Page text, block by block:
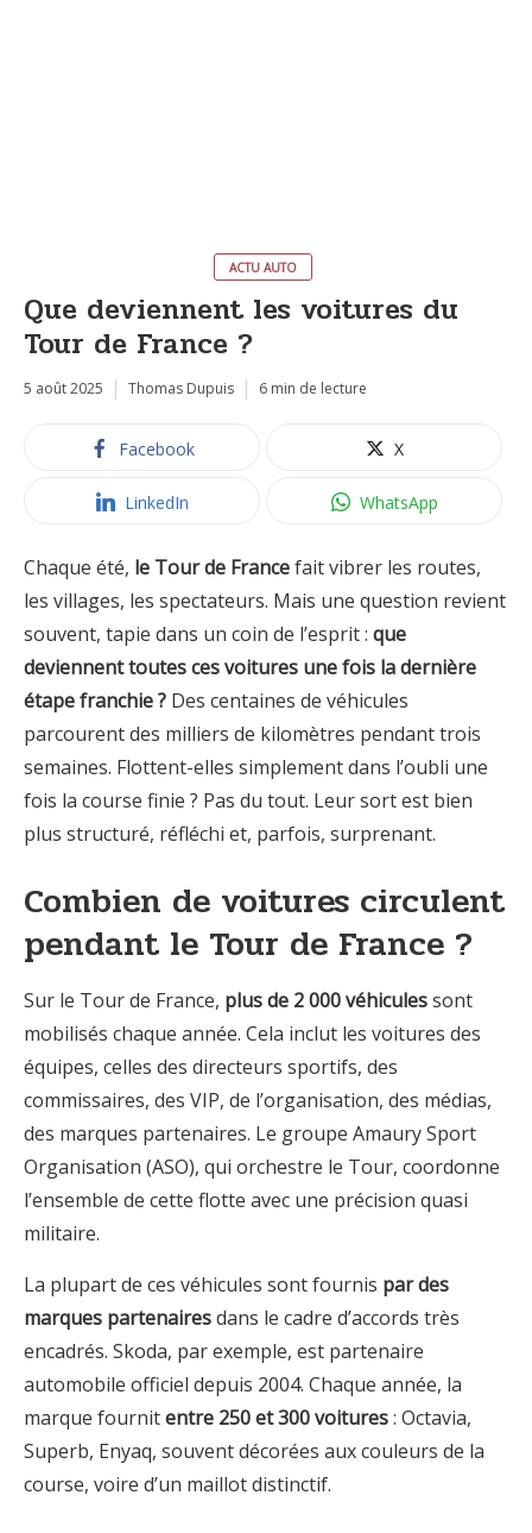
ACTU AUTO
Que deviennent les voitures du
Tour de France ?
5 août 2025 Thomas Dupuis 6 min de lecture
Facebook X
LinkedIn WhatsApp
Chaque été, le Tour de Francefait vibrer les routes,
les villages, les spectateurs. Mais une question revient
souvent, tapie dans un coin de l’esprit : que
deviennent toutes ces voitures une fois la dernière
étape franchie ? Des centaines de véhicules
parcourent des milliers de kilomètres pendant trois
semaines. Flottent-elles simplement dans l’oubli une
fois la course finie ? Pas du tout. Leur sort est bien
plus structuré, réfléchi et, parfois, surprenant.
Combien de voitures circulent
pendant le Tour de France ?
Sur le Tour de France, plus de 2 000 véhiculessont
mobilisés chaque année. Cela inclut les voitures des
équipes, celles des directeurs sportifs, des
commissaires, des VIP, de l’organisation, des médias,
des marques partenaires. Le groupe Amaury Sport
Organisation (ASO), qui orchestre le Tour, coordonne
l’ensemble de cette flotte avec une précision quasi
militaire.
La plupart de ces véhicules sont fournis par des
marques partenairesdans le cadre d’accords très
encadrés. Skoda, par exemple, est partenaire
automobile officiel depuis 2004. Chaque année, la
marque fournitentre 250 et 300 voitures: Octavia,
Superb, Enyaq, souvent décorées aux couleurs de la
course, voire d’un maillot distinctif.